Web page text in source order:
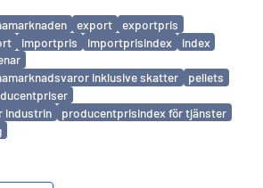
export
exportpris
importpris importprisindex
index
inklusive skatter
pellets
industrin
producentprisindex för tjänster